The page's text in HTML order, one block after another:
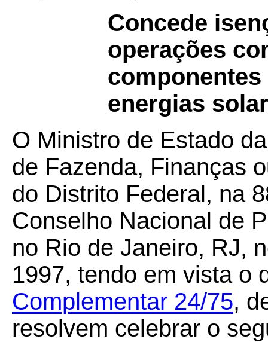
Concede
operações
energias
O Ministro de Estado
de Fazenda, Finanças
do Distrito Federal, na
Conselho Nacional de
no Rio de Janeiro, RJ,
1997, tendo em vista o
Complementar 24/75,
resolvem celebrar o